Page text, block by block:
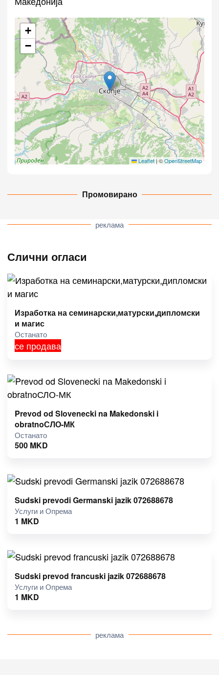
+
−
Leaflet | ©OpenStreetMap
Промовирано
реклама
Слични огласи
Изработка на семинарски,матурски,дипломски
и магис
Останато
се продава
Prevod od Slovenecki na Makedonski i
obratnoСЛО-МК
Останато
500 MKD
Sudski prevodi Germanski jazik 072688678
Услуги и Опрема
1 MKD
Sudski prevod francuski jazik 072688678
Услуги и Опрема
1 MKD
реклама